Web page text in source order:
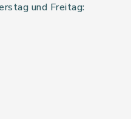
und Freitag: